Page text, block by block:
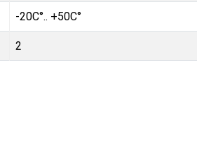
-20C°.. +50C°
2